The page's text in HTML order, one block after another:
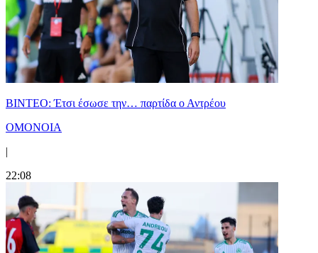
ΒΙΝΤΕΟ: Έτσι έσωσε την… παρτίδα ο Αντρέου
ΟΜΟΝΟΙΑ
|
22:08